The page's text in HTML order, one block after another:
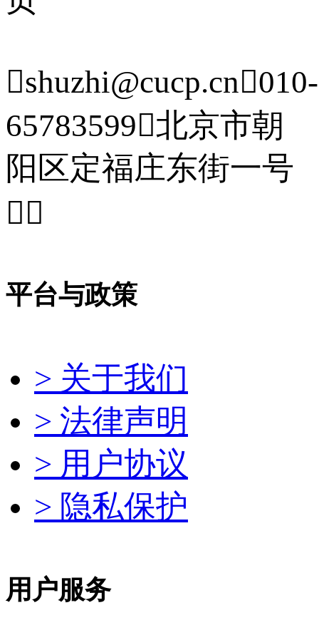
shuzhi@cucp.cn010-
65783599北京市朝
阳区定福庄东街一号

平台与政策
> 关于我们
> 法律声明
> 用户协议
> 隐私保护
用户服务